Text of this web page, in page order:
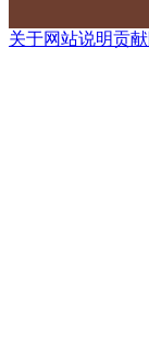
关于网站说明贡献